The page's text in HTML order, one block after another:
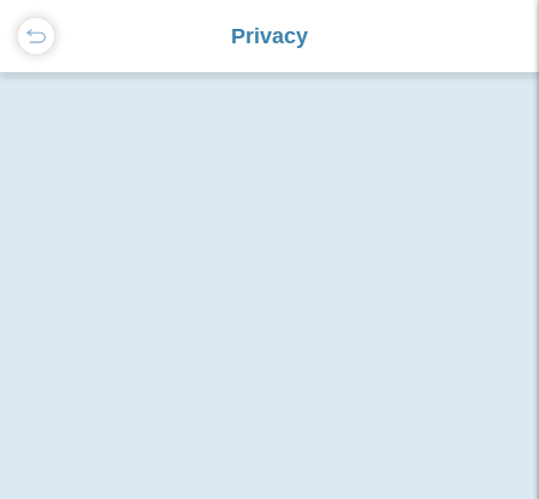
Privacy